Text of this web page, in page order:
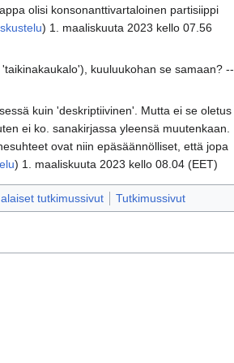
olisi konsonanttivartaloinen partisiippi
) 1. maaliskuuta 2023 kello 07.56
kuuluukohan se samaan? --
kuin 'deskriptiivinen'. Mutta ei se oletus
ei ko. sanakirjassa yleensä muutenkaan.
ovat niin epäsäännölliset, että jopa
) 1. maaliskuuta 2023 kello 08.04 (EET)
tutkimussivut Tutkimussivut